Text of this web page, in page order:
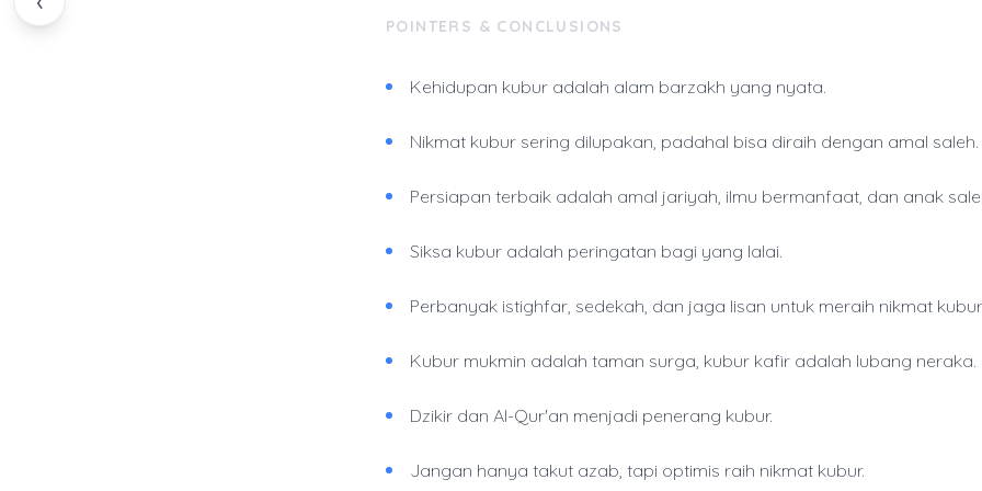
POINTERS & CONCLUSIONS
Kehidupan kubur adalah alam barzakh yang nyata.
Nikmat kubur sering dilupakan, padahal bisa diraih dengan amal saleh.
Persiapan terbaik adalah amal jariyah, ilmu bermanfaat, dan anak
Siksa kubur adalah peringatan bagi yang lalai.
Perbanyak istighfar, sedekah, dan jaga lisan untuk meraih nikmat kubur.
Kubur mukmin adalah taman surga, kubur kafir adalah lubang neraka.
Dzikir dan Al-Qur'an menjadi penerang kubur.
Jangan hanya takut azab, tapi optimis raih nikmat kubur.